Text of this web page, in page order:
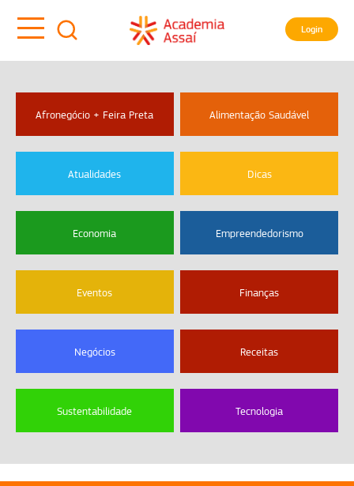
Login
Afronegócio + Feira Preta Alimentação Saudável
Atualidades Dicas
Economia Empreendedorismo
Eventos Finanças
Negócios Receitas
Sustentabilidade Tecnologia